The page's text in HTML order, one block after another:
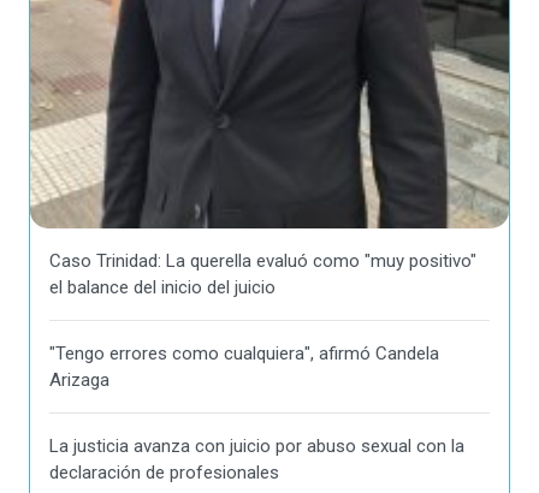
Caso Trinidad: La querella evaluó como "muy positivo"
el balance del inicio del juicio
"Tengo errores como cualquiera", afirmó Candela
Arizaga
La justicia avanza con juicio por abuso sexual con la
declaración de profesionales